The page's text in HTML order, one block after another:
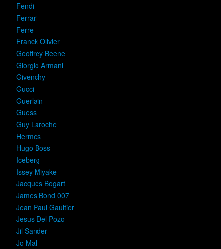
Fendi
Ferrari
Ferre
Franck Olivier
Geoffrey Beene
Giorgio Armani
Givenchy
Gucci
Guerlain
Guess
Guy Laroche
Hermes
Hugo Boss
Iceberg
Issey Miyake
Jacques Bogart
James Bond 007
Jean Paul Gaultier
Jesus Del Pozo
Jil Sander
Jo Mal